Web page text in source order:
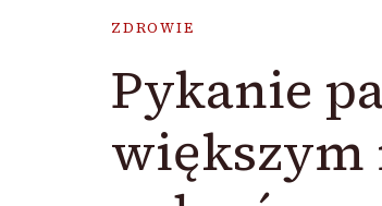
ZDROWIE
Pykanie
większym